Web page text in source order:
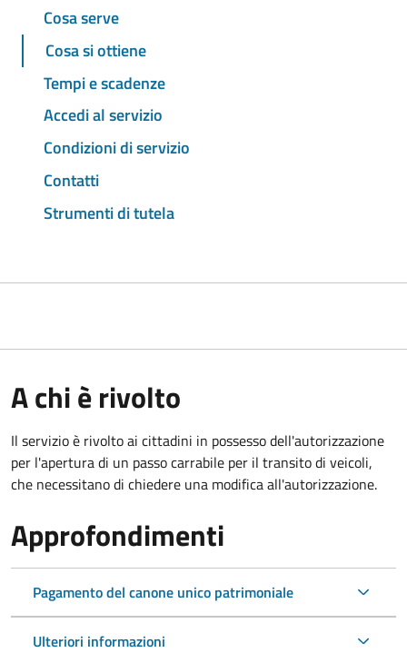
Cosa serve
Cosa si ottiene
Tempi e scadenze
Accedi al servizio
Condizioni di servizio
Contatti
Strumenti di tutela
A chi è rivolto
Il servizio è rivolto ai cittadini in possesso dell'autorizzazione
per l'apertura di un passo carrabile per il transito di veicoli,
che necessitano di chiedere una modifica all'autorizzazione.
Approfondimenti
Pagamento del canone unico patrimoniale
Ulteriori informazioni